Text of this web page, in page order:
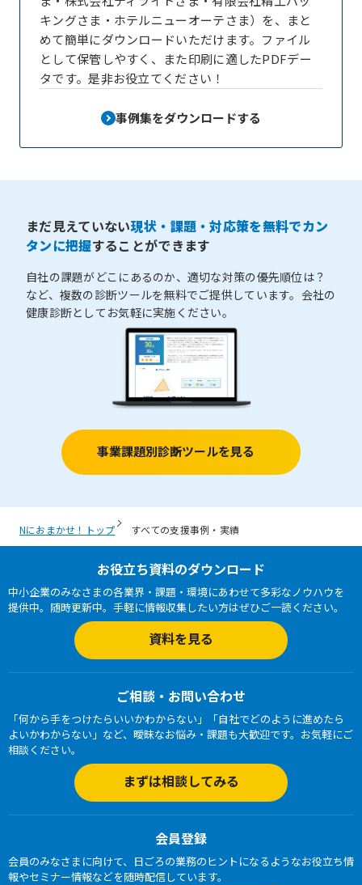
キングさま・ホテルニューオーテさま）を、まと
めて簡単にダウンロードいただけます。ファイル
として保管しやすく、また印刷に適したPDFデー
タです。是非お役立てください！
事例集をダウンロードする
まだ見えていない現状・課題・対応策を無料でカン
タンに把握することができます
自社の課題がどこにあるのか、適切な対策の優先順位は？
など、複数の診断ツールを無料でご提供しています。会社の
健康診断としてお気軽に実施ください。
事業課題別診断ツールを見る
お役立ち資料のダウンロード
中小企業のみなさまの各業界・課題・環境にあわせて多彩なノウハウを
提供中。随時更新中。手軽に情報収集したい方はぜひご一読ください。
資料を見る
ご相談・お問い合わせ
「何から手をつけたらいいかわからない」「自社でどのように進めたら
よいかわからない」など、曖昧なお悩み・課題も大歓迎です。お気軽にご
相談ください。
まずは相談してみる
会員登録
会員のみなさまに向けて、日ごろの業務のヒントになるようなお役立ち情
報やセミナー情報などを随時配信しています。